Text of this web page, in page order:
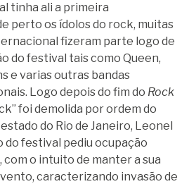
tinha ali a primeira
perto os ídolos do rock, muitas
fizeram parte logo de
do festival tais como Queen,
e varias outras bandas
Logo depois do fim do Rock
foi demolida por ordem do
do Rio de Janeiro, Leonel
do festival pediu ocupação
o intuito de manter a sua
caracterizando invasão de